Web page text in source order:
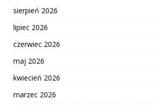
sierpień 2026
lipiec 2026
czerwiec 2026
maj 2026
kwiecień 2026
marzec 2026